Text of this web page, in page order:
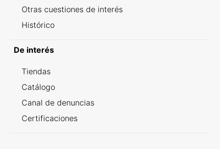
Otras cuestiones de interés
Histórico
De interés
Tiendas
Catálogo
Canal de denuncias
Certificaciones